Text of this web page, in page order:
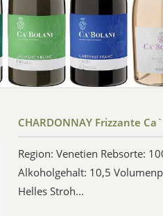
CHARDONNAY Frizzante
Region: Venetien Rebsorte:
Alkoholgehalt: 10,5
Helles Stroh...